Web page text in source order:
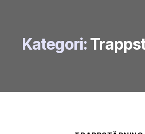
Kategori:
Kategorier